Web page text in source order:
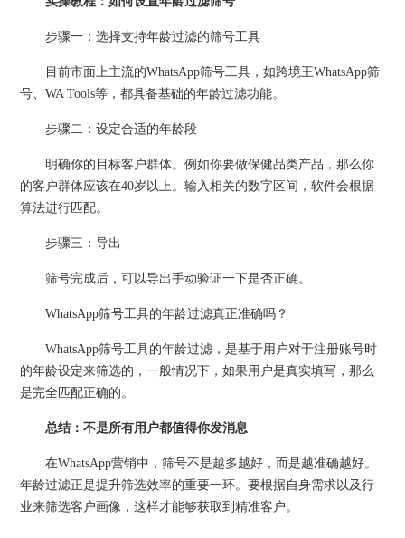
步骤一：选择支持年龄过滤的筛号工具
目前市面上主流的WhatsApp筛号工具，如跨境王WhatsApp筛
号、WA Tools等，都具备基础的年龄过滤功能。
步骤二：设定合适的年龄段
明确你的目标客户群体。例如你要做保健品类产品，那么你
的客户群体应该在40岁以上。输入相关的数字区间，软件会根据
算法进行匹配。
步骤三：导出
筛号完成后，可以导出手动验证一下是否正确。
WhatsApp筛号工具的年龄过滤真正准确吗？
WhatsApp筛号工具的年龄过滤，是基于用户对于注册账号时
的年龄设定来筛选的，一般情况下，如果用户是真实填写，那么
是完全匹配正确的。
总结：不是所有用户都值得你发消息
在WhatsApp营销中，筛号不是越多越好，而是越准确越好。
年龄过滤正是提升筛选效率的重要一环。要根据自身需求以及行
业来筛选客户画像，这样才能够获取到精准客户。